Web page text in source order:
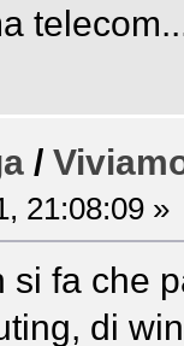
/
21:08:09 »
si fa che
di